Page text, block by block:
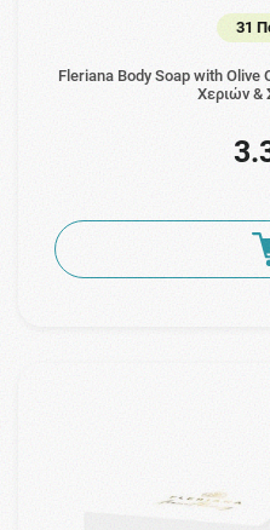
31
Fleriana Body Soap with Olive
Χεριών &